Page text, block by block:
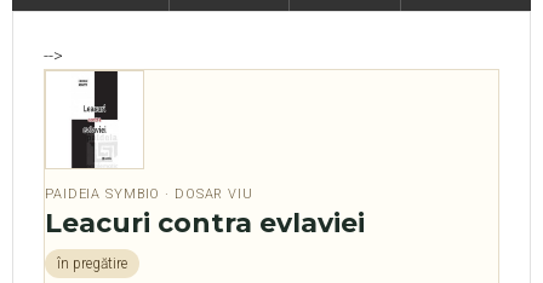
-->
PAIDEIA SYMBIO · DOSAR VIU
Leacuri contra evlaviei
în pregătire